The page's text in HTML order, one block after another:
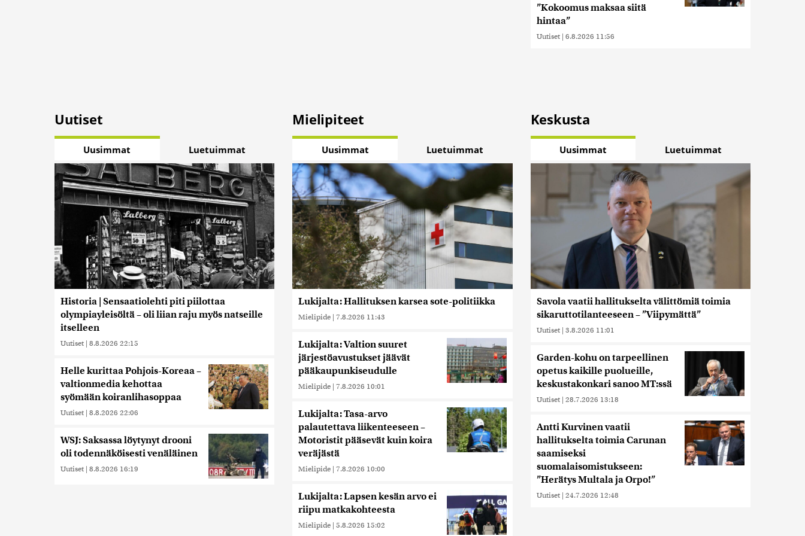
”Kokoomus maksaa siitä
hintaa”
Uutiset | 6.8.2026 11:56
Uutiset
Uusimmat Luetuimmat
Historia | Sensaatiolehti piti piilottaa
olympiayleisöltä – oli liian raju myös natseille
itselleen
Uutiset | 8.8.2026 22:15
Helle kurittaa Pohjois-Koreaa –
valtionmedia kehottaa
syömään koiranlihasoppaa
Uutiset | 8.8.2026 22:06
WSJ: Saksassa löytynyt drooni
oli todennäköisesti venäläinen
Uutiset | 8.8.2026 16:19
Mielipiteet
Uusimmat Luetuimmat
Lukijalta: Hallituksen karsea sote-politiikka
Mielipide | 7.8.2026 11:43
Lukijalta: Valtion suuret
järjestöavustukset jäävät
pääkaupunkiseudulle
Mielipide | 7.8.2026 10:01
Lukijalta: Tasa-arvo
palautettava liikenteeseen –
Motoristit pääsevät kuin koira
veräjästä
Mielipide | 7.8.2026 10:00
Lukijalta: Lapsen kesän arvo ei
riipu matkakohteesta
Mielipide | 5.8.2026 15:02
Keskusta
Uusimmat Luetuimmat
Savola vaatii hallitukselta välittömiä toimia
sikaruttotilanteeseen – ”Viipymättä”
Uutiset | 3.8.2026 11:01
Garden-kohu on tarpeellinen
opetus kaikille puolueille,
keskustakonkari sanoo MT:ssä
Uutiset | 28.7.2026 13:18
Antti Kurvinen vaatii
hallitukselta toimia Carunan
saamiseksi
suomalaisomistukseen:
”Herätys Multala ja Orpo!”
Uutiset | 24.7.2026 12:48